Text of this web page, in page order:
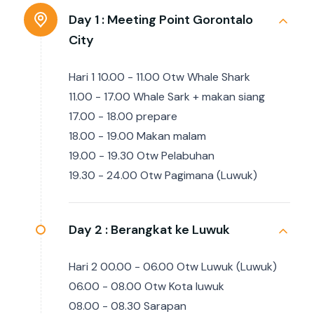
Day 1 : Meeting Point Gorontalo
City
Hari 1 10.00 - 11.00 Otw Whale Shark
11.00 - 17.00 Whale Sark + makan siang
17.00 - 18.00 prepare
18.00 - 19.00 Makan malam
19.00 - 19.30 Otw Pelabuhan
19.30 - 24.00 Otw Pagimana (Luwuk)
Day 2 : Berangkat ke Luwuk
Hari 2 00.00 - 06.00 Otw Luwuk (Luwuk)
06.00 - 08.00 Otw Kota luwuk
08.00 - 08.30 Sarapan